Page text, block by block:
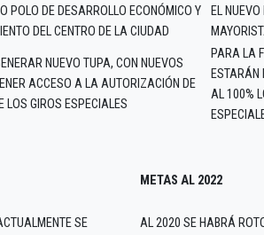
POLO DE DESARROLLO ECONÓMICO Y
DEL CENTRO DE LA CIUDAD
EL
NUEVO TUPA, CON NUEVOS
ACCESO A LA AUTORIZACIÓN DE
LOS GIROS ESPECIALES
PARA LA
AL 100%
METAS AL 2022
SE
AL 2020 SE HABRÁ